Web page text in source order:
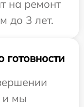
на ремонт
до 3 лет.
и мы